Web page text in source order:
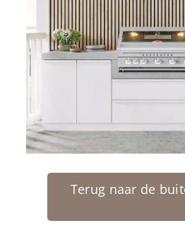
Terug naar de